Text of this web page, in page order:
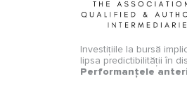
Investițiile la bursă
lipsa predictibilității în
Performanțele